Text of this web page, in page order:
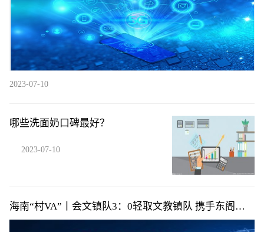
2023-07-10
哪些洗面奶口碑最好？
2023-07-10
海南“村VA”丨会文镇队3：0轻取文教镇队 携手东阁镇
队提前小组出线